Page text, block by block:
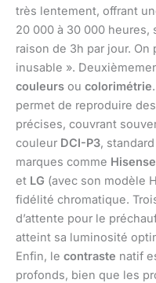
très lentement, offrant
20 000 à 30 000 heures,
raison de 3h par jour.
inusable ».
couleurs ou colorimétrie
permet de reproduire
précises, couvrant
couleur DCI-P3,
marques comme Hisense
et LG (avec son modèle
fidélité chromatique.
d’attente pour le
atteint sa luminosité
Enfin, le contraste natif
profonds, bien que les